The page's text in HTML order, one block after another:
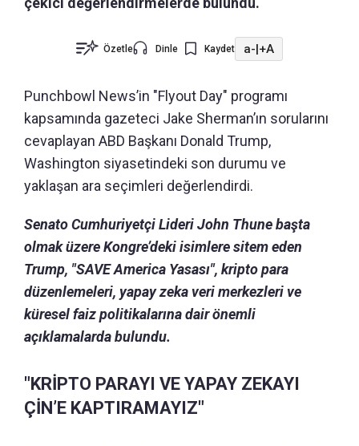
Özetle Dinle Kaydet a-|+A
Punchbowl News’in "Flyout Day" programı
kapsamında gazeteci Jake Sherman’ın sorularını
cevaplayan ABD Başkanı Donald Trump,
Washington siyasetindeki son durumu ve
yaklaşan ara seçimleri değerlendirdi.
Senato Cumhuriyetçi Lideri John Thune başta
olmak üzere Kongre’deki isimlere sitem eden
Trump, "SAVE America Yasası", kripto para
düzenlemeleri, yapay zeka veri merkezleri ve
küresel faiz politikalarına dair önemli
açıklamalarda bulundu.
"KRİPTO PARAYI VE YAPAY ZEKAYI
ÇİN’E KAPTIRAMAYIZ"